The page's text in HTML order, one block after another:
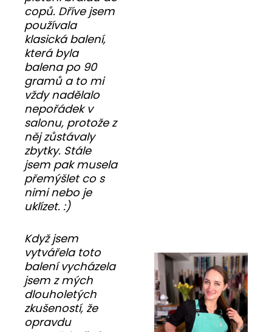
copů. Dříve jsem
používala
klasická balení,
která byla
balena po 90
gramů a to mi
vždy nadělalo
nepořádek v
salonu, protože z
něj zůstávaly
zbytky. Stále
jsem pak musela
přemýšlet co s
nimi nebo je
uklízet. :)
Když jsem
vytvářela toto
balení vycházela
jsem z mých
dlouholetých
zkušeností, že
opravdu